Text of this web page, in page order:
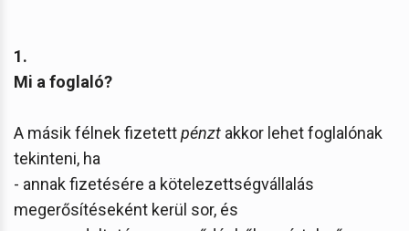
1.
Mi a foglaló?
A másik félnek fizetettpénzt akkor lehet foglalónak
tekinteni, ha
- annak fizetésére a kötelezettségvállalás
megerősítéseként kerül sor, és